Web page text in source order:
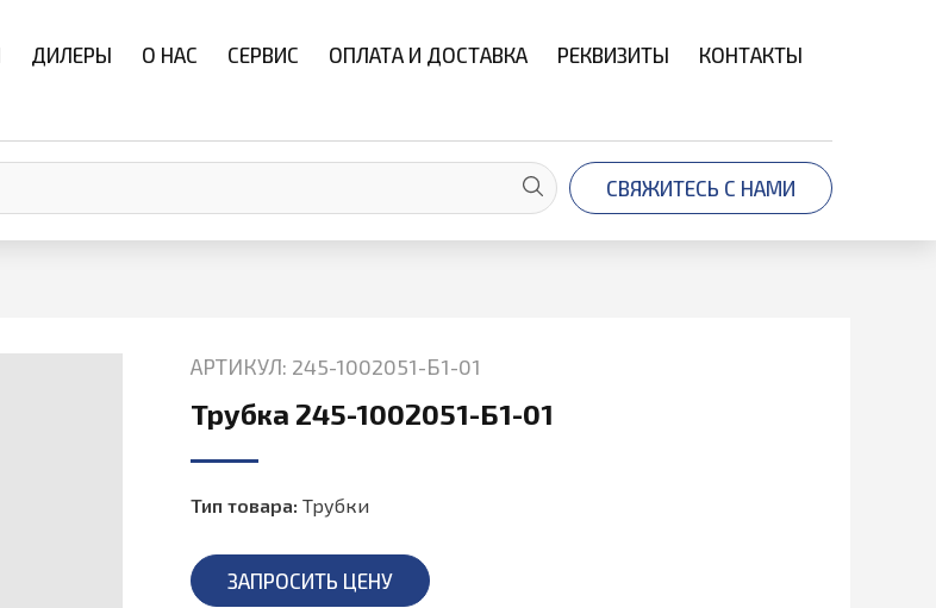
ДИЛЕРЫ О НАС СЕРВИС ОПЛАТА И ДОСТАВКА РЕКВИЗИТЫ КОНТАКТЫ
СВЯЖИТЕСЬ С НАМИ
АРТИКУЛ: 245-1002051-Б1-01
Трубка 245-1002051-Б1-01
Тип товара: Трубки
ЗАПРОСИТЬ ЦЕНУ